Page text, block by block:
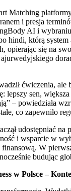
Matching
i presja
AI i
hindi, którą
opierając się na
ćwiczenia,
lepszy sen,
– powiedziała
co zapewniło
udostępniać
i wsparcie w
finansową. W
budując
w Polsce –